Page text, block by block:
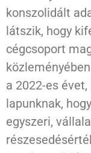
konszolidált
látszik, hogy
cégcsoport
a 2022-es
lapunknak,
egyszeri,